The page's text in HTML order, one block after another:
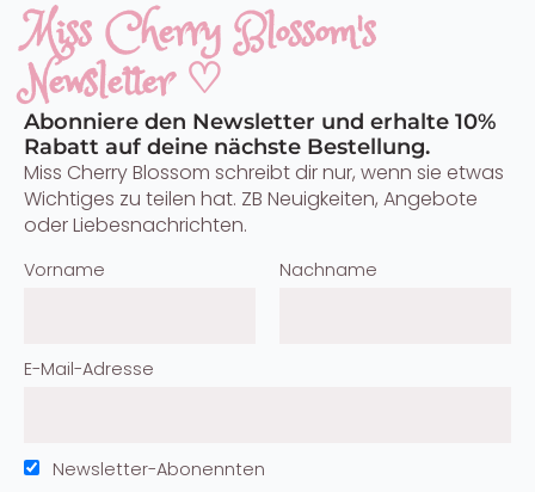
Miss Cherry Blossom's
Newsletter ♡
Abonniere den Newsletter und erhalte 10%
Rabatt auf deine nächste Bestellung.
Miss Cherry Blossom schreibt dir nur, wenn sie etwas
Wichtiges zu teilen hat. ZB Neuigkeiten, Angebote
oder Liebesnachrichten.
Vorname Nachname
E-Mail-Adresse
Newsletter-Abonennten